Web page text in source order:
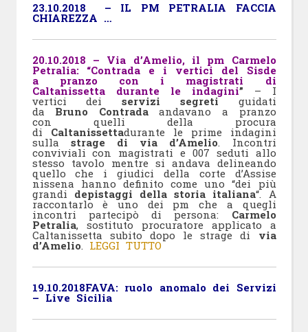
23.10.2018 – IL PM PETRALIA FACCIA
CHIAREZZA …
20.10.2018 – Via d’Amelio, il pm Carmelo
Petralia: “Contrada e i vertici del Sisde
a pranzo con i magistrati di
Caltanissetta durante le indagini” – I
vertici dei servizi segretiguidati
da Bruno Contradaandavano a pranzo
con quelli della procura
di Caltanissettadurante le prime indagini
sulla strage di via d’Amelio. Incontri
conviviali con magistrati e 007 seduti allo
stesso tavolo mentre si andava delineando
quello che i giudici della corte d’Assise
nissena hanno definito come uno “dei più
grandi depistaggi della storia italiana“. A
raccontarlo è uno dei pm che a quegli
incontri partecipò di persona: Carmelo
Petralia, sostituto procuratore applicato a
Caltanissetta subito dopo le strage di via
d’Amelio. LEGGI TUTTO
19.10.2018FAVA: ruolo anomalo dei Servizi
– Live Sicilia